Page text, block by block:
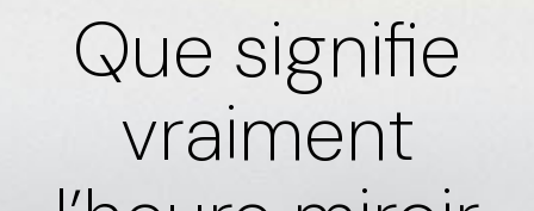
Que signifie
vraiment